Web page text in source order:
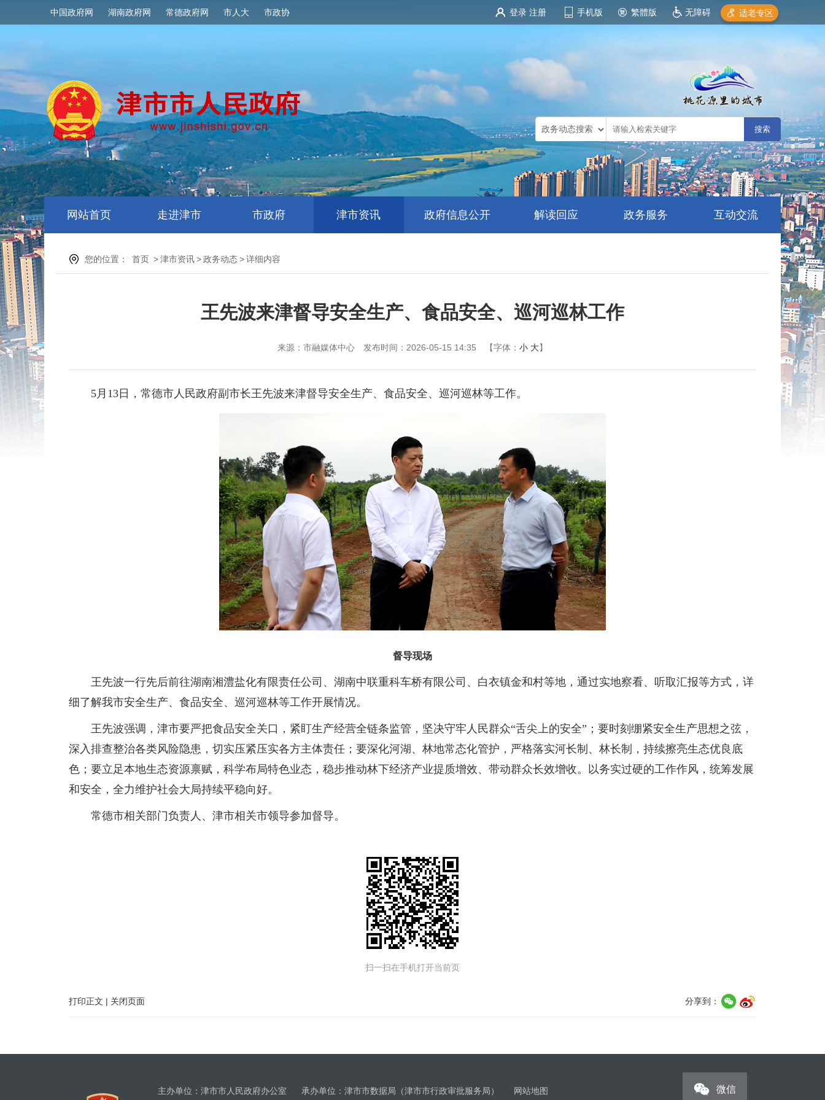
中国政府网 湖南政府网 常德政府网 市人大 市政协 登录 注册 手机版 繁體版 无障碍 适老专区
网站首页 走进津市 市政府 津市资讯 政府信息公开 解读回应 政务服务 互动交流
您的位置： 首页 >津市资讯>政务动态>详细内容
王先波来津督导安全生产、食品安全、巡河巡林工作
来源：市融媒体中心 发布时间：2026-05-15 14:35 【字体： 小 大】
5月13日，常德市人民政府副市长王先波来津督导安全生产、食品安全、巡河巡林等工作。
督导现场
王先波一行先后前往湖南湘澧盐化有限责任公司、湖南中联重科车桥有限公司、白衣镇金和村等地，通过实地察看、听取汇报等方式，详
细了解我市安全生产、食品安全、巡河巡林等工作开展情况。
王先波强调，津市要严把食品安全关口，紧盯生产经营全链条监管，坚决守牢人民群众“舌尖上的安全”；要时刻绷紧安全生产思想之弦，
深入排查整治各类风险隐患，切实压紧压实各方主体责任；要深化河湖、林地常态化管护，严格落实河长制、林长制，持续擦亮生态优良底
色；要立足本地生态资源禀赋，科学布局特色业态，稳步推动林下经济产业提质增效、带动群众长效增收。以务实过硬的工作作风，统筹发展
和安全，全力维护社会大局持续平稳向好。
常德市相关部门负责人、津市相关市领导参加督导。
扫一扫在手机打开当前页
分享到：
打印正文 | 关闭页面
主办单位：津市市人民政府办公室 承办单位：津市市数据局（津市市行政审批服务局） 网站地图 微信